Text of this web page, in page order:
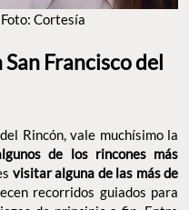
Yépez, con más de 70 años
charros,
un espacio arbolado
la vida tranquila del pueblo
oficina de correos y
un antiguo edificio que
Que no te falte lafoto del
, decorada con paraguas de
a lahistórica Heladería La